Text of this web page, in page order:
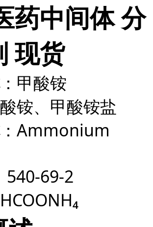
药中间体 分
现货
：甲酸铵
铵、甲酸铵盐
：Ammonium
540-69-2
HCOONH₄